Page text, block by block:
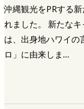
沖縄観光をPRする
れました。 新たな
は、出身地ハワイの
ロ」に由来しま…